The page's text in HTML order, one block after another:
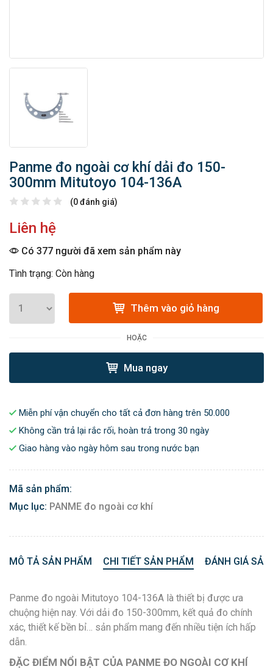
Panme đo ngoài cơ khí dải đo 150-
300mm Mitutoyo 104-136A
(0 đánh giá)
Liên hệ
Có 377 người đã xem sản phẩm này
Tình trạng: Còn hàng
Thêm vào giỏ hàng
HOẶC
Mua ngay
Miễn phí vận chuyển cho tất cả đơn hàng trên 50.000
Không cần trả lại rắc rối, hoàn trả trong 30 ngày
Giao hàng vào ngày hôm sau trong nước bạn
Mã sản phẩm:
Mục lục: PANME đo ngoài cơ khí
MÔ TẢ SẢN PHẨM CHI TIẾT SẢN PHẨM ĐÁNH GIÁ
Panme đo ngoài Mitutoyo 104-136A là thiết bị được ưa
chuộng hiện nay. Với dải đo 150-300mm, kết quả đo chính
xác, thiết kế bền bỉ… sản phẩm mang đến nhiều tiện ích hấp
dẫn.
ĐẶC ĐIỂM NỔI BẬT CỦA PANME ĐO NGOÀI CƠ KHÍ